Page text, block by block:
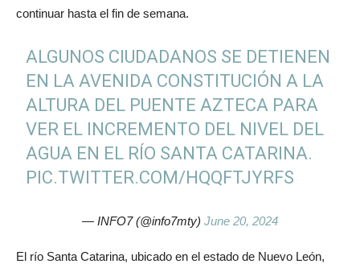
continuar hasta el fin de semana.
ALGUNOS CIUDADANOS SE DETIENEN
EN LA AVENIDA CONSTITUCIÓN A LA
ALTURA DEL PUENTE AZTECA PARA
VER EL INCREMENTO DEL NIVEL DEL
AGUA EN EL RÍO SANTA CATARINA.
PIC.TWITTER.COM/HQQFTJYRFS
— INFO7 (@info7mty) June 20, 2024
El río Santa Catarina, ubicado en el estado de Nuevo León,